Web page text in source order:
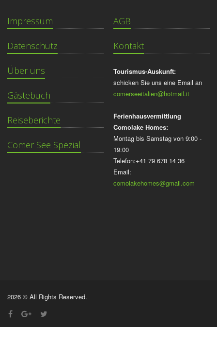
Impressum
Datenschutz
Über uns
Gästebuch
Reiseberichte
Comer See Spezial
AGB
Kontakt
Tourismus-Auskunft:
schicken Sie uns eine Email an
comerseeitalien@hotmail.it
Ferienhausvermittlung
Comolake Homes:
Montag bis Samstag von 9:00 -
19:00
Telefon:+41 79 678 14 36
Email:
comolakehomes@gmail.com
2026 © All Rights Reserved.